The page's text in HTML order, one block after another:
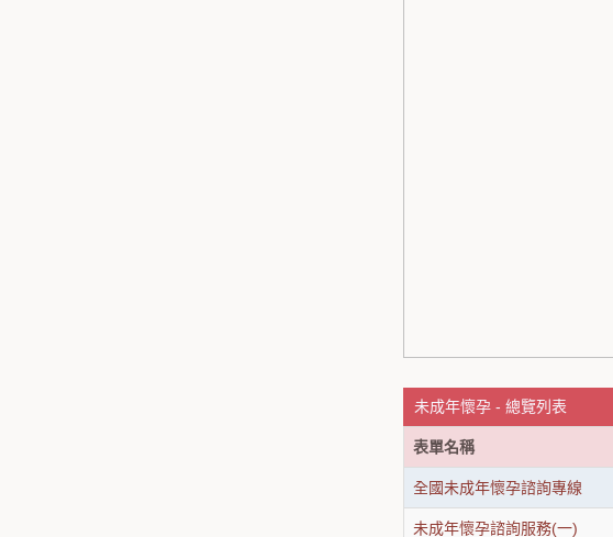
未成年懷孕 - 總覽列表
表單名稱
全國未成年懷孕諮詢專線
未成年懷孕諮詢服務(一)